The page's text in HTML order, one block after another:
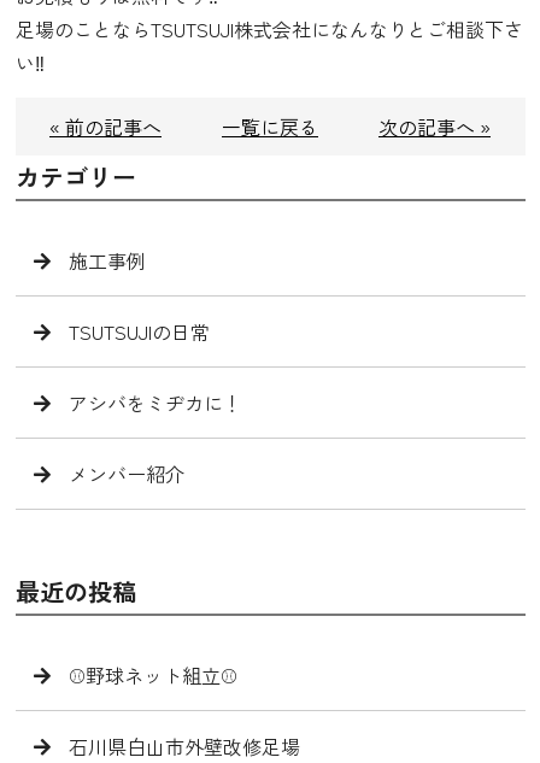
足場のことならTSUTSUJI株式会社になんなりとご相談下さ
い‼️
« 前の記事へ 一覧に戻る 次の記事へ »
カテゴリー
施工事例
TSUTSUJIの日常
アシバをミヂカに！
メンバー紹介
最近の投稿
⚾️野球ネット組立⚾️
石川県白山市外壁改修足場